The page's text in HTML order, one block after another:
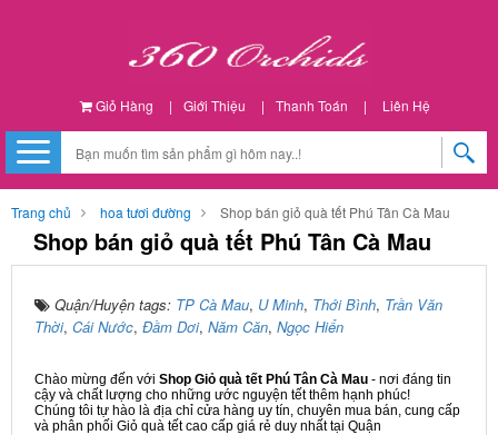
Giỏ Hàng | Giới Thiệu | Thanh Toán | Liên Hệ
Trang chủ hoa tươi đường Shop bán giỏ quà tết Phú Tân Cà Mau
Shop bán giỏ quà tết Phú Tân Cà Mau
Quận/Huyện tags: TP Cà Mau, U Minh, Thới Bình, Trần Văn
Thời, Cái Nước, Đầm Dơi, Năm Căn, Ngọc Hiển
Chào mừng đến với Shop Giỏ quà tết Phú Tân Cà Mau - nơi đáng tin
cậy và chất lượng cho những ước nguyện tết thêm hạnh phúc!
Chúng tôi tự hào là địa chỉ cửa hàng uy tín, chuyên mua bán, cung cấp
và phân phối Giỏ quà tết cao cấp giá rẻ duy nhất tại Quận